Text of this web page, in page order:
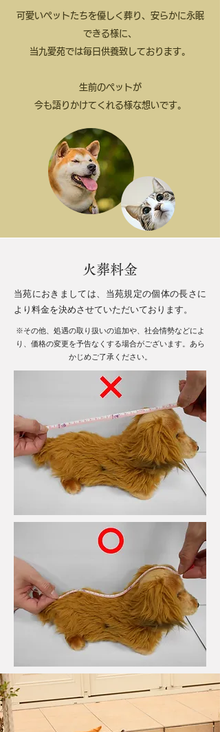
可愛いペットたちを優しく葬り、安らかに永眠
できる様に、
当九愛苑では毎日供養致しております。
生前のペットが
今も語りかけてくれる様な想いです。
火葬料金
当苑におきましては、当苑規定の個体の長さに
より料金を決めさせていただいております。
※その他、処遇の取り扱いの追加や、社会情勢などによ
り、価格の変更を予告なくする場合がございます。あら
かじめご了承ください。